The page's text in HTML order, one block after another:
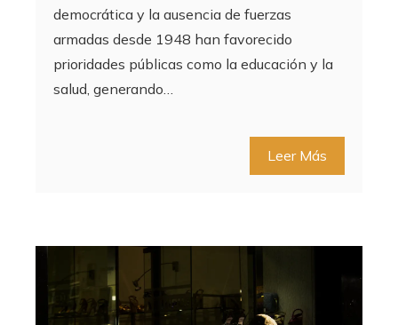
democrática y la ausencia de fuerzas
armadas desde 1948 han favorecido
prioridades públicas como la educación y la
salud, generando…
Leer Más